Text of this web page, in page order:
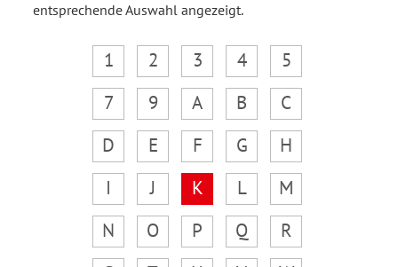
entsprechende Auswahl angezeigt.
1 2 3 4
5
7
9 A B
C
D
E F G
H
I
J K L
M
N
O P Q
R